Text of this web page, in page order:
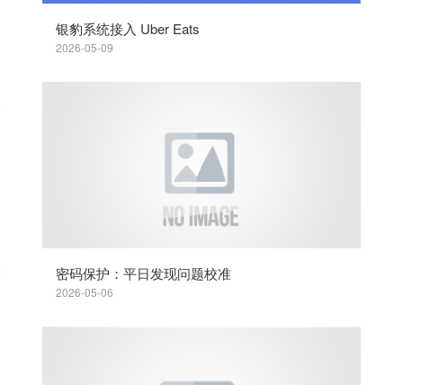
银豹系统接入 Uber Eats
2026-05-09
密码保护：平日发现问题校准
2026-05-06